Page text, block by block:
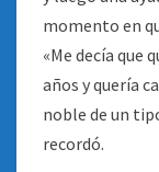
momento en
«Me decía que
años y quería
noble de un
recordó.